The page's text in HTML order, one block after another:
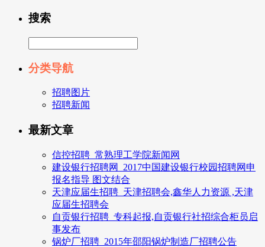
搜索
分类导航
招聘图片
招聘新闻
最新文章
信控招聘_常熟理工学院新闻网
建设银行招聘网_2017中国建设银行校园招聘网申
报名指导 图文结合
天津应届生招聘_天津招聘会,鑫华人力资源 ,天津
应届生招聘会
自贡银行招聘_专科起报,自贡银行社招综合柜员启
事发布
锅炉厂招聘_2015年邵阳锅炉制造厂招聘公告